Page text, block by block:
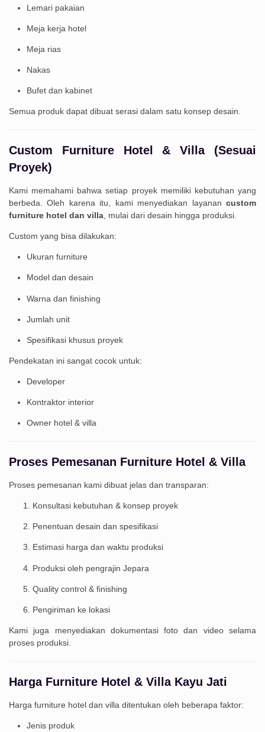
Lemari pakaian
Meja kerja hotel
Meja rias
Nakas
Bufet dan kabinet
Semua produk dapat dibuat serasi dalam satu konsep desain.
Custom Furniture Hotel & Villa (Sesuai
Proyek)
Kami memahami bahwa setiap proyek memiliki kebutuhan yang
berbeda. Oleh karena itu, kami menyediakan layanan custom
furniture hotel dan villa , mulai dari desain hingga produksi.
Custom yang bisa dilakukan:
Ukuran furniture
Model dan desain
Warna dan finishing
Jumlah unit
Spesifikasi khusus proyek
Pendekatan ini sangat cocok untuk:
Developer
Kontraktor interior
Owner hotel & villa
Proses Pemesanan Furniture Hotel & Villa
Proses pemesanan kami dibuat jelas dan transparan:
Konsultasi kebutuhan & konsep proyek
Penentuan desain dan spesifikasi
Estimasi harga dan waktu produksi
Produksi oleh pengrajin Jepara
Quality control & finishing
Pengiriman ke lokasi
Kami juga menyediakan dokumentasi foto dan video selama
proses produksi.
Harga Furniture Hotel & Villa Kayu Jati
Harga furniture hotel dan villa ditentukan oleh beberapa faktor:
Jenis produk